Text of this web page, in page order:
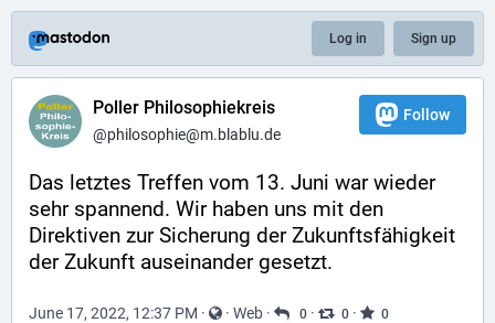
Log in Sign up
Poller Philosophiekreis
@philosophie@m.blablu.de
Follow
Das letztes Treffen vom 13. Juni war wieder
sehr spannend. Wir haben uns mit den
Direktiven zur Sicherung der Zukunftsfähigkeit
der Zukunft auseinander gesetzt.
June 17, 2022, 12:37 PM · · Web · 0 · 0 · 0